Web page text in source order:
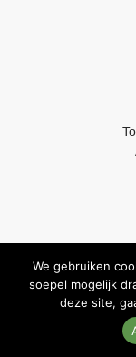
Copyright © |
We gebruiken
soepel mogelijk
deze site,